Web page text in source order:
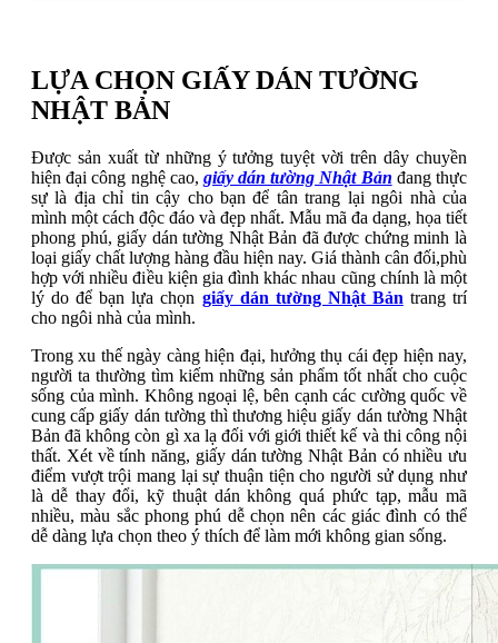
LỰA CHỌN GIẤY DÁN TƯỜNG
NHẬT BẢN
Được sản xuất từ những ý tưởng tuyệt vời trên dây chuyền
hiện đại công nghệ cao, giấy dán tường Nhật Bản đang thực
sự là địa chỉ tin cậy cho bạn để tân trang lại ngôi nhà của
mình một cách độc đáo và đẹp nhất. Mẫu mã đa dạng, họa tiết
phong phú, giấy dán tường Nhật Bản đã được chứng minh là
loại giấy chất lượng hàng đầu hiện nay. Giá thành cân đối,phù
hợp với nhiều điều kiện gia đình khác nhau cũng chính là một
lý do để bạn lựa chọn giấy dán tường Nhật Bản trang trí
cho ngôi nhà của mình.
Trong xu thế ngày càng hiện đại, hưởng thụ cái đẹp hiện nay,
người ta thường tìm kiếm những sản phẩm tốt nhất cho cuộc
sống của mình. Không ngoại lệ, bên cạnh các cường quốc về
cung cấp giấy dán tường thì thương hiệu giấy dán tường Nhật
Bản đã không còn gì xa lạ đối với giới thiết kế và thi công nội
thất. Xét về tính năng, giấy dán tường Nhật Bản có nhiều ưu
điểm vượt trội mang lại sự thuận tiện cho người sử dụng như
là dễ thay đổi, kỹ thuật dán không quá phức tạp, mẫu mã
nhiều, màu sắc phong phú dễ chọn nên các giác đình có thể
dễ dàng lựa chọn theo ý thích để làm mới không gian sống.